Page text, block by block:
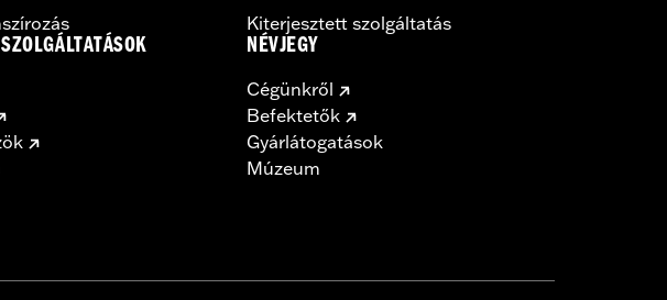
Kiterjesztett szolgáltatás
NÉVJEGY
Cégünkről
Befektetők
Gyárlátogatások
Múzeum